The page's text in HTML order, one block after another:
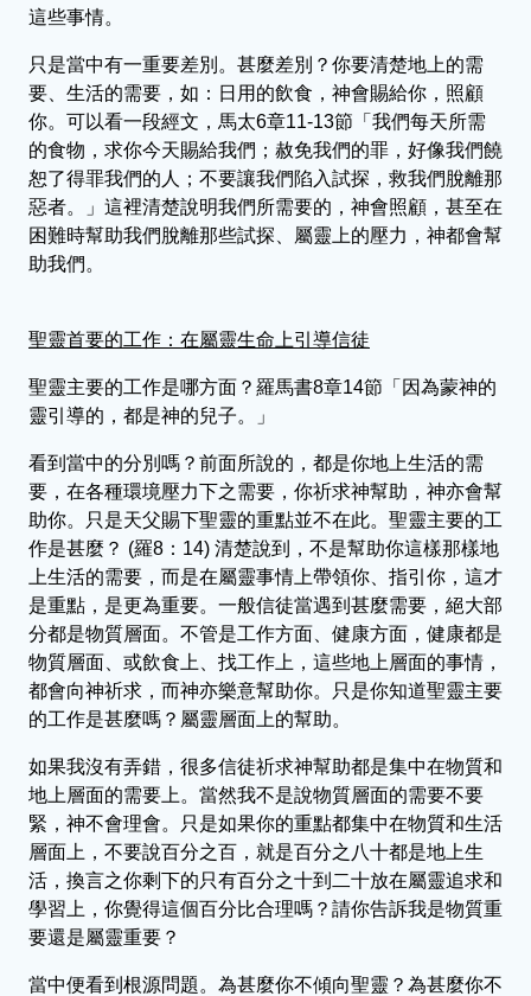
這些事情。
只是當中有一重要差別。甚麼差別？你要清楚地上的需
要、生活的需要，如：日用的飲食，神會賜給你，照顧
你。可以看一段經文，馬太6章11-13節「我們每天所需
的食物，求你今天賜給我們；赦免我們的罪，好像我們饒
恕了得罪我們的人；不要讓我們陷入試探，救我們脫離那
惡者。」這裡清楚說明我們所需要的，神會照顧，甚至在
困難時幫助我們脫離那些試探、屬靈上的壓力，神都會幫
助我們。
聖靈首要的工作：在屬靈生命上引導信徒
聖靈主要的工作是哪方面？羅馬書8章14節「因為蒙神的
靈引導的，都是神的兒子。」
看到當中的分別嗎？前面所說的，都是你地上生活的需
要，在各種環境壓力下之需要，你祈求神幫助，神亦會幫
助你。只是天父賜下聖靈的重點並不在此。聖靈主要的工
作是甚麼？ (羅8：14) 清楚說到，不是幫助你這樣那樣地
上生活的需要，而是在屬靈事情上帶領你、指引你，這才
是重點，是更為重要。一般信徒當遇到甚麼需要，絕大部
分都是物質層面。不管是工作方面、健康方面，健康都是
物質層面、或飲食上、找工作上，這些地上層面的事情，
都會向神祈求，而神亦樂意幫助你。只是你知道聖靈主要
的工作是甚麼嗎？屬靈層面上的幫助。
如果我沒有弄錯，很多信徒祈求神幫助都是集中在物質和
地上層面的需要上。當然我不是說物質層面的需要不要
緊，神不會理會。只是如果你的重點都集中在物質和生活
層面上，不要說百分之百，就是百分之八十都是地上生
活，換言之你剩下的只有百分之十到二十放在屬靈追求和
學習上，你覺得這個百分比合理嗎？請你告訴我是物質重
要還是屬靈重要？
當中便看到根源問題。為甚麼你不傾向聖靈？為甚麼你不